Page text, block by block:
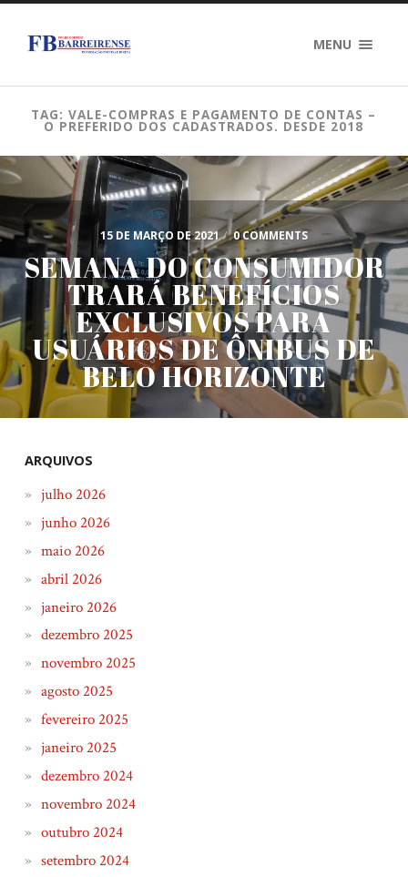
MENU
TAG: VALE-COMPRAS E PAGAMENTO DE CONTAS –
O PREFERIDO DOS CADASTRADOS. DESDE 2018
15 DE MARÇO DE 2021 / 0 COMMENTS
SEMANA DO CONSUMIDOR
TRARÁ BENEFÍCIOS
EXCLUSIVOS PARA
USUÁRIOS DE ÔNIBUS DE
BELO HORIZONTE
ARQUIVOS
julho 2026
junho 2026
maio 2026
abril 2026
janeiro 2026
dezembro 2025
novembro 2025
agosto 2025
fevereiro 2025
janeiro 2025
dezembro 2024
novembro 2024
outubro 2024
setembro 2024